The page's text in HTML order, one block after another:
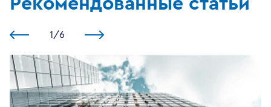
1 /6